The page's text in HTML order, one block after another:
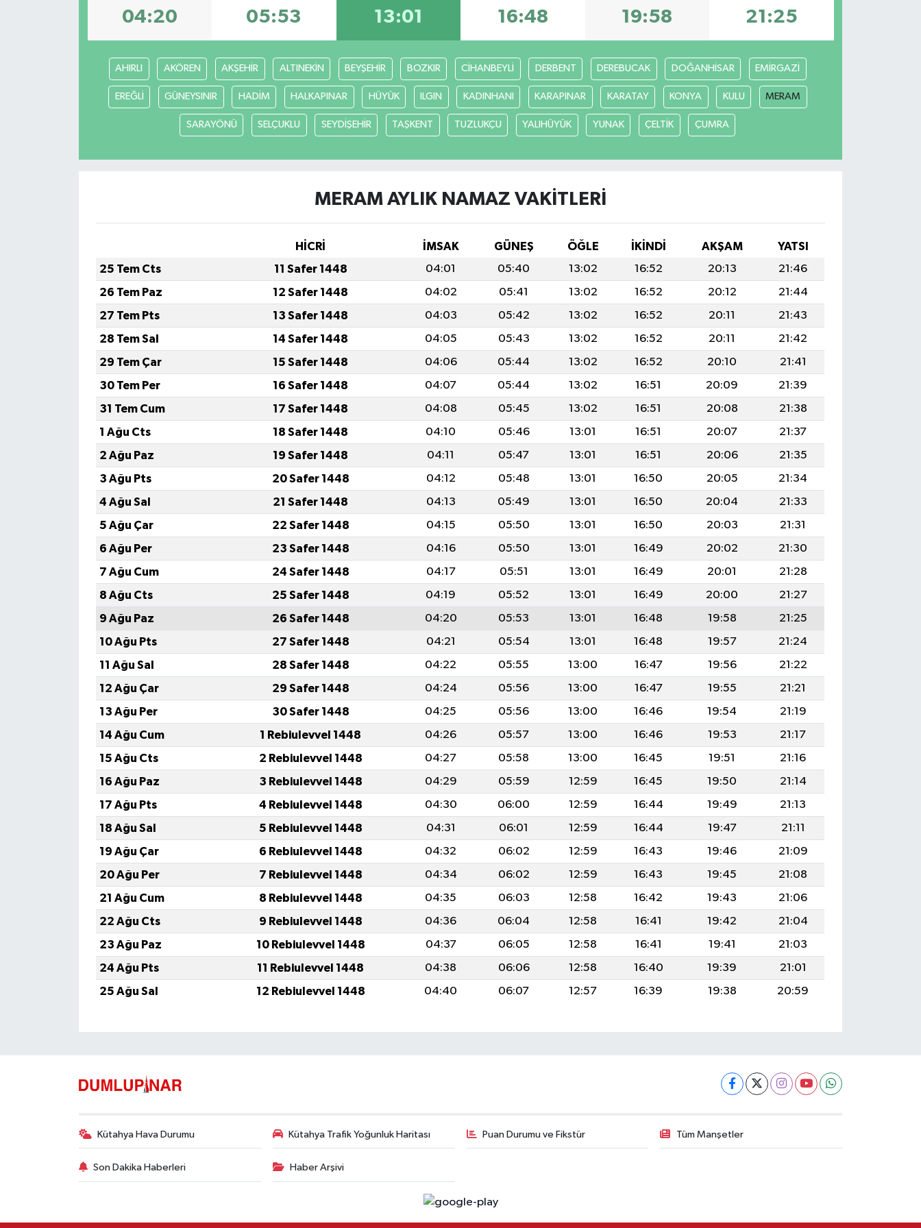
04:20 05:53 13:01 16:48 19:58 21:25
AHIRLI AKÖREN AKŞEHİR ALTINEKİN BEYŞEHİR BOZKIR CİHANBEYLİ DERBENT DEREBUCAK DOĞANHİSAR EMİRGAZİ
EREĞLİ GÜNEYSINIR HADİM HALKAPINAR HÜYÜK ILGIN KADINHANI KARAPINAR KARATAY KONYA KULU MERAM
SARAYÖNÜ SELÇUKLU SEYDİŞEHİR TAŞKENT TUZLUKÇU YALIHÜYÜK YUNAK ÇELTİK ÇUMRA
MERAM AYLIK NAMAZ VAKITLERI
HİCRİ İMSAK GÜNEŞ ÖĞLE İKINDI AKŞAM
YATSI
25 Tem Cts
11 Safer 1448 04:01 05:40 13:02 16:52 20:13
21:46
26 Tem Paz
12 Safer 1448 04:02 05:41 13:02 16:52 20:12
21:44
27 Tem Pts
13 Safer 1448 04:03 05:42 13:02 16:52 20:11
21:43
28 Tem Sal
14 Safer 1448 04:05 05:43 13:02 16:52 20:11
21:42
29 Tem Çar
15 Safer 1448 04:06 05:44 13:02 16:52 20:10
21:41
30 Tem Per
16 Safer 1448 04:07 05:44 13:02 16:51 20:09
21:39
31 Tem Cum
17 Safer 1448 04:08 05:45 13:02 16:51 20:08
21:38
1 Ağu Cts
18 Safer 1448 04:10 05:46 13:01 16:51 20:07
21:37
2 Ağu Paz
19 Safer 1448 04:11 05:47 13:01 16:51 20:06
21:35
3 Ağu Pts
20 Safer 1448 04:12 05:48 13:01 16:50 20:05
21:34
4 Ağu Sal
21 Safer 1448 04:13 05:49 13:01 16:50 20:04
21:33
5 Ağu Çar
22 Safer 1448 04:15 05:50 13:01 16:50 20:03
21:31
6 Ağu Per
23 Safer 1448 04:16 05:50 13:01 16:49 20:02
21:30
7 Ağu Cum
24 Safer 1448 04:17 05:51 13:01 16:49 20:01
21:28
8 Ağu Cts
25 Safer 1448 04:19 05:52 13:01 16:49 20:00
21:27
9 Ağu Paz
26 Safer 1448 04:20 05:53 13:01 16:48 19:58
21:25
10 Ağu Pts
27 Safer 1448 04:21 05:54 13:01 16:48 19:57
21:24
11 Ağu Sal
28 Safer 1448 04:22 05:55 13:00 16:47 19:56
21:22
12 Ağu Çar
29 Safer 1448 04:24 05:56 13:00 16:47 19:55
21:21
13 Ağu Per
30 Safer 1448 04:25 05:56 13:00 16:46 19:54
21:19
14 Ağu Cum
1 Rebiulevvel 1448 04:26 05:57 13:00 16:46 19:53
21:17
15 Ağu Cts
2 Rebiulevvel 1448 04:27 05:58 13:00 16:45 19:51
21:16
16 Ağu Paz
3 Rebiulevvel 1448 04:29 05:59 12:59 16:45 19:50
21:14
17 Ağu Pts
4 Rebiulevvel 1448 04:30 06:00 12:59 16:44 19:49
21:13
18 Ağu Sal
5 Rebiulevvel 1448 04:31 06:01 12:59 16:44 19:47
21:11
19 Ağu Çar
6 Rebiulevvel 1448 04:32 06:02 12:59 16:43 19:46
21:09
20 Ağu Per
7 Rebiulevvel 1448 04:34 06:02 12:59 16:43 19:45
21:08
21 Ağu Cum
8 Rebiulevvel 1448 04:35 06:03 12:58 16:42 19:43
21:06
22 Ağu Cts
9 Rebiulevvel 1448 04:36 06:04 12:58 16:41 19:42
21:04
23 Ağu Paz
10 Rebiulevvel 1448 04:37 06:05 12:58 16:41 19:41
21:03
24 Ağu Pts
11 Rebiulevvel 1448 04:38 06:06 12:58 16:40 19:39
21:01
25 Ağu Sal
12 Rebiulevvel 1448 04:40 06:07 12:57 16:39 19:38 20:59
Kütahya Hava Durumu Kütahya Trafik Yoğunluk Haritası Puan Durumu ve Fikstür Tüm Manşetler
Son Dakika Haberleri Haber Arşivi
Haber İlanlar
Vefat Haberleri